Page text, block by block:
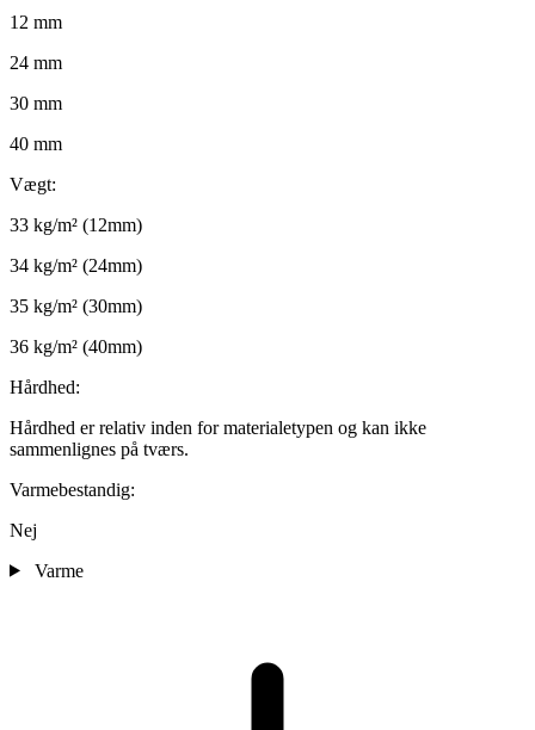
12 mm
24 mm
30 mm
40 mm
Vægt:
33 kg/m² (12mm)
34 kg/m² (24mm)
35 kg/m² (30mm)
36 kg/m² (40mm)
Hårdhed:
Hårdhed er relativ inden for materialetypen og kan ikke
sammenlignes på tværs.
Varmebestandig:
Nej
Varme